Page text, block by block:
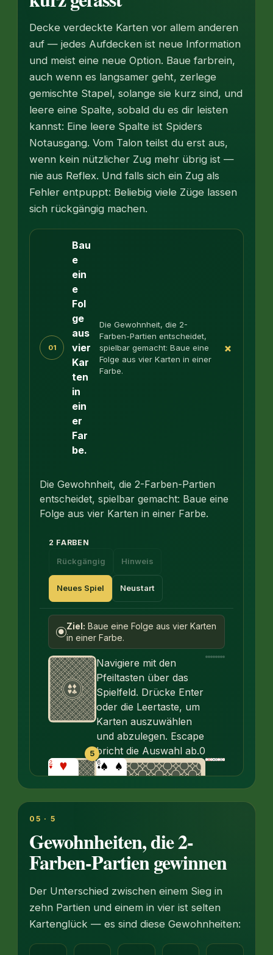
Decke verdeckte Karten vor allem anderen
auf — jedes Aufdecken ist neue Information
und meist eine neue Option. Baue farbrein,
auch wenn es langsamer geht, zerlege
gemischte Stapel, solange sie kurz sind, und
leere eine Spalte, sobald du es dir leisten
kannst: Eine leere Spalte ist Spiders
Notausgang. Vom Talon teilst du erst aus,
wenn kein nützlicher Zug mehr übrig ist —
nie aus Reflex. Und falls sich ein Zug als
Fehler entpuppt: Beliebig viele Züge lassen
sich rückgängig machen.
01
Bau
e
ein
e
Fol
ge
aus
vier
Kar
ten
in
ein
er
Far
be.
Die Gewohnheit, die 2-
Farben-Partien entscheidet,
spielbar gemacht: Baue eine
Folge aus vier Karten in einer
Farbe.
+
Die Gewohnheit, die 2-Farben-Partien
entscheidet, spielbar gemacht: Baue eine
Folge aus vier Karten in einer Farbe.
2 FARBEN
Rückgängig Hinweis
Neues Spiel Neustart
●
Ziel: Baue eine Folge aus vier Karten
in einer Farbe.
Navigiere mit den
Pfeiltasten über das
Spielfeld. Drücke Enter
oder die Leertaste, um
Karten auszuwählen
und abzulegen. Escape
bricht die Auswahl ab.0
5
05 · 5
Gewohnheiten, die 2-
Farben-Partien gewinnen
Der Unterschied zwischen einem Sieg in
zehn Partien und einem in vier ist selten
Kartenglück — es sind diese Gewohnheiten: